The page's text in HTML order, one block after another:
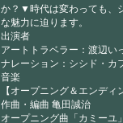
か？▼時代は変わっても、
な魅力に迫ります。
出演者
アートトラベラー：渡辺い
ナレーション：シシド・カ
音楽
【オープニング＆エンディ
作曲・編曲 亀田誠治
オープニング曲「カミーユ」